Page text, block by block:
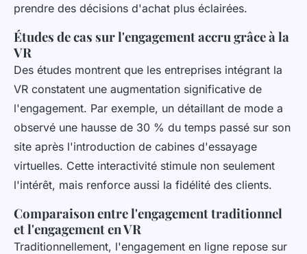
prendre des décisions d'achat plus éclairées.
Études de cas sur l'engagement accru grâce à la
VR
Des études montrent que les entreprises intégrant la
VR constatent une augmentation significative de
l'engagement. Par exemple, un détaillant de mode a
observé une hausse de 30 % du temps passé sur son
site après l'introduction de cabines d'essayage
virtuelles. Cette interactivité stimule non seulement
l'intérêt, mais renforce aussi la fidélité des clients.
Comparaison entre l'engagement traditionnel
et l'engagement en VR
Traditionnellement, l'engagement en ligne repose sur